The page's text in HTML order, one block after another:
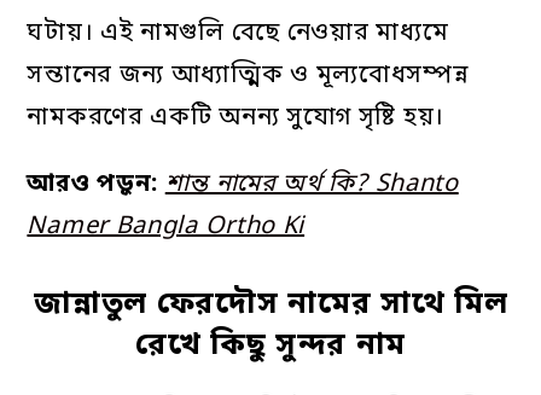
ঘটায়। এই নামগুলি বেছে নেওয়ার মাধ্যমে
সন্তানের জন্য আধ্যাত্মিক ও মূল্যবোধসম্পন্ন
নামকরণের একটি অনন্য সুযোগ সৃষ্টি হয়।
আরও পড়ুন: শান্ত নামের অর্থ কি? Shanto
Namer Bangla Ortho Ki
জান্নাতুল ফেরদৌস নামের সাথে মিল
রেখে কিছু সুন্দর নাম